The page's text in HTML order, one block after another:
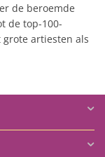
de beroemde
de top-100-
artiesten als